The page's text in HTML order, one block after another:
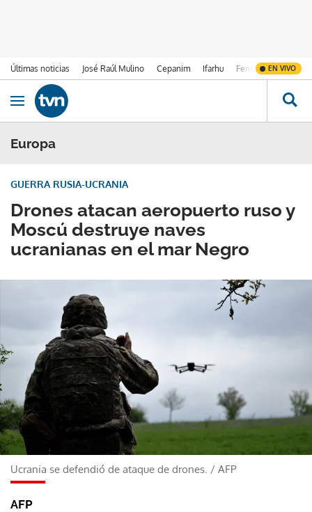
Últimas noticias José Raúl Mulino Cepanim Ifarhu Fenómeno de El
EN VIVO
Ir al contenido
Obrir navegació
Europa
Drones atacan aeropuerto ruso y
Moscú destruye naves
ucranianas en el mar Negro
GUERRA RUSIA-UCRANIA
Ucrania se defendió de ataque de drones. / AFP
AFP